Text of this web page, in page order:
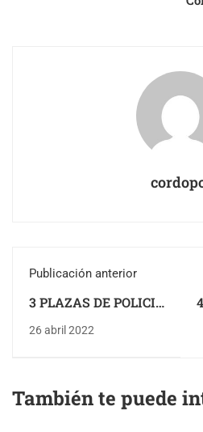
Publicación anterior
3 PLAZAS DE POLICIA
LOCAL EN CASTRO
26 abril 2022
También te puede